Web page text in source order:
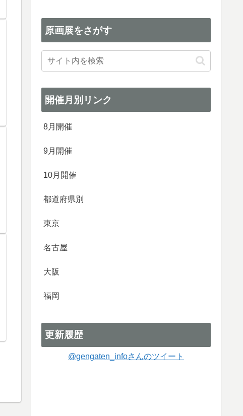
原画展をさがす
開催月別リンク
8月開催
9月開催
10月開催
都道府県別
東京
名古屋
大阪
福岡
更新履歴
@gengaten_infoさんのツイート